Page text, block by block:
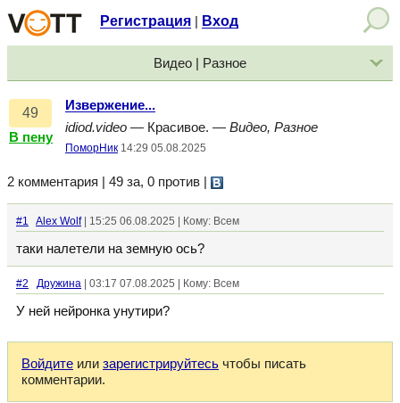
Регистрация Вход
Видео | Разное
49
В пену
Извержение...
idiod.video — Красивое. — Видео, Разное
ПоморНик 14:29 05.08.2025
2 комментария | 49 за, 0 против
#1 Alex Wolf| 15:25 06.08.2025 | Кому: Всем
таки налетели на земную ось?
#2 Дружина | 03:17 07.08.2025 | Кому: Всем
У ней нейронка унутири?
Войдите или зарегистрируйтесь чтобы писать
комментарии.